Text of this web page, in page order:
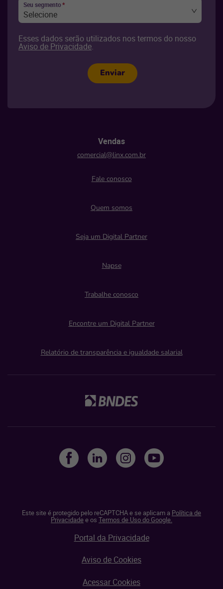
Seu segmento*
Selecione
Esses dados serão utilizados nos termos do nosso
Aviso de Privacidade.
Enviar
Vendas
comercial@linx.com.br
Fale conosco
Quem somos
Seja um Digital Partner
Napse
Trabalhe conosco
Encontre um Digital Partner
Relatório de transparência e igualdade salarial
Este site é protegido pelo reCAPTCHA e se aplicam a Política de
Privacidadee os Termos de Uso do Google.
Portal da Privacidade
Aviso de Cookies
Acessar Cookies